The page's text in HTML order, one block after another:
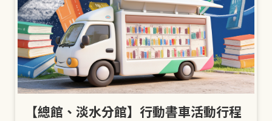
【總館、淡水分館】行動書車活動行程